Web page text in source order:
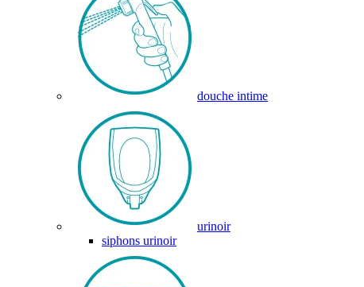
douche intime
urinoir
siphons urinoir